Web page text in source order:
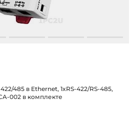
485 в Ethernet, 1xRS-422/RS-485,
002 в комплекте